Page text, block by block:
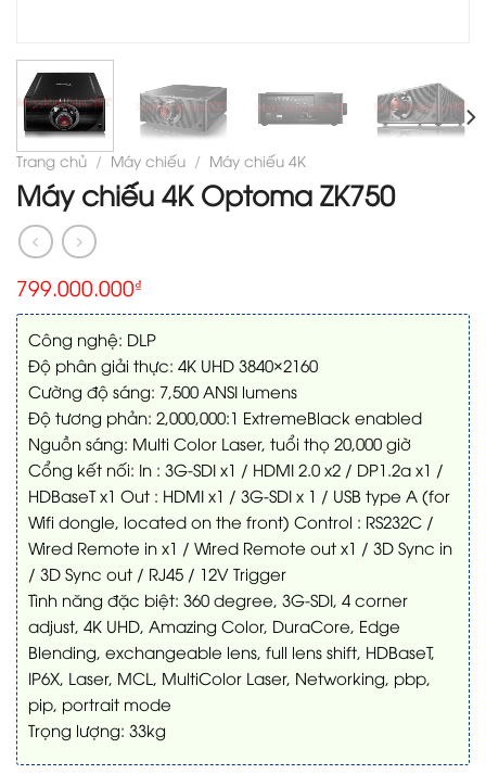
Trang chủ / Máy chiếu / Máy chiếu 4K
Máy chiếu 4K Optoma ZK750
799.000.000₫
Công nghệ: DLP
Độ phân giải thực: 4K UHD 3840×2160
Cường độ sáng: 7,500 ANSI lumens
Độ tương phản: 2,000,000:1 ExtremeBlack enabled
Nguồn sáng: Multi Color Laser, tuổi thọ 20,000 giờ
Cổng kết nối: In : 3G-SDI x1 / HDMI 2.0 x2 / DP1.2a x1 /
HDBaseT x1 Out : HDMI x1 / 3G-SDI x 1 / USB type A (for
Wifi dongle, located on the front) Control : RS232C /
Wired Remote in x1 / Wired Remote out x1 / 3D Sync in
/ 3D Sync out / RJ45 / 12V Trigger
Tình năng đặc biệt: 360 degree, 3G-SDI, 4 corner
adjust, 4K UHD, Amazing Color, DuraCore, Edge
Blending, exchangeable lens, full lens shift, HDBaseT,
IP6X, Laser, MCL, MultiColor Laser, Networking, pbp,
pip, portrait mode
Trọng lượng: 33kg